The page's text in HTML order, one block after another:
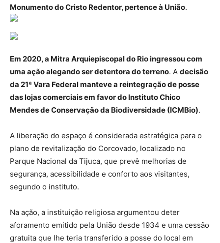
Monumento do Cristo Redentor, pertence à União.
Em 2020, a Mitra Arquiepiscopal do Rio ingressou com
uma ação alegando ser detentora do terreno. A decisão
da 21ª Vara Federal manteve a reintegração de posse
das lojas comerciais em favor do Instituto Chico
Mendes de Conservação da Biodiversidade (ICMBio).
A liberação do espaço é considerada estratégica para o
plano de revitalização do Corcovado, localizado no
Parque Nacional da Tijuca, que prevê melhorias de
segurança, acessibilidade e conforto aos visitantes,
segundo o instituto.
Na ação, a instituição religiosa argumentou deter
aforamento emitido pela União desde 1934 e uma cessão
gratuita que lhe teria transferido a posse do local em